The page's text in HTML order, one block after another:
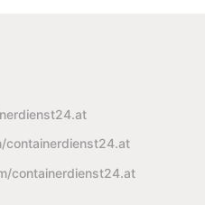
containerdienst24.at
containerdienst24.at